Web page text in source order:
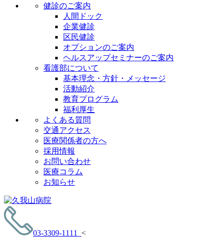
健診のご案内
人間ドック
企業健診
区民健診
オプションのご案内
ヘルスアップセミナーのご案内
看護部について
基本理念・方針・メッセージ
活動紹介
教育プログラム
福利厚生
よくある質問
交通アクセス
医療関係者の方へ
採用情報
お問い合わせ
医療コラム
お知らせ
03-3309-1111 <